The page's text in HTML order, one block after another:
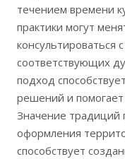
течением времени
практики могут
консультироваться
соответствующих
подход
решений и
Значение традиций
оформления
способствует